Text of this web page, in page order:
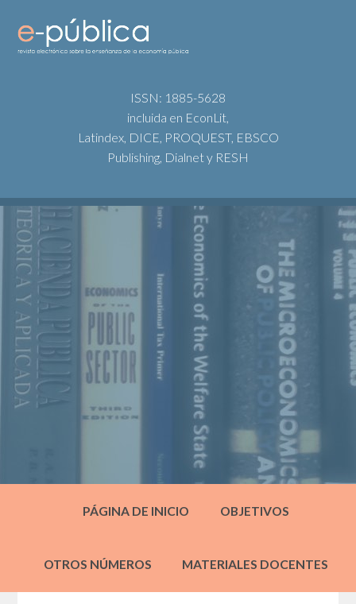
ISSN: 1885-5628
incluida en EconLit,
Latindex, DICE, PROQUEST, EBSCO
Publishing, Dialnet y RESH
PÁGINA DE INICIO OBJETIVOS
OTROS NÚMEROS MATERIALES DOCENTES